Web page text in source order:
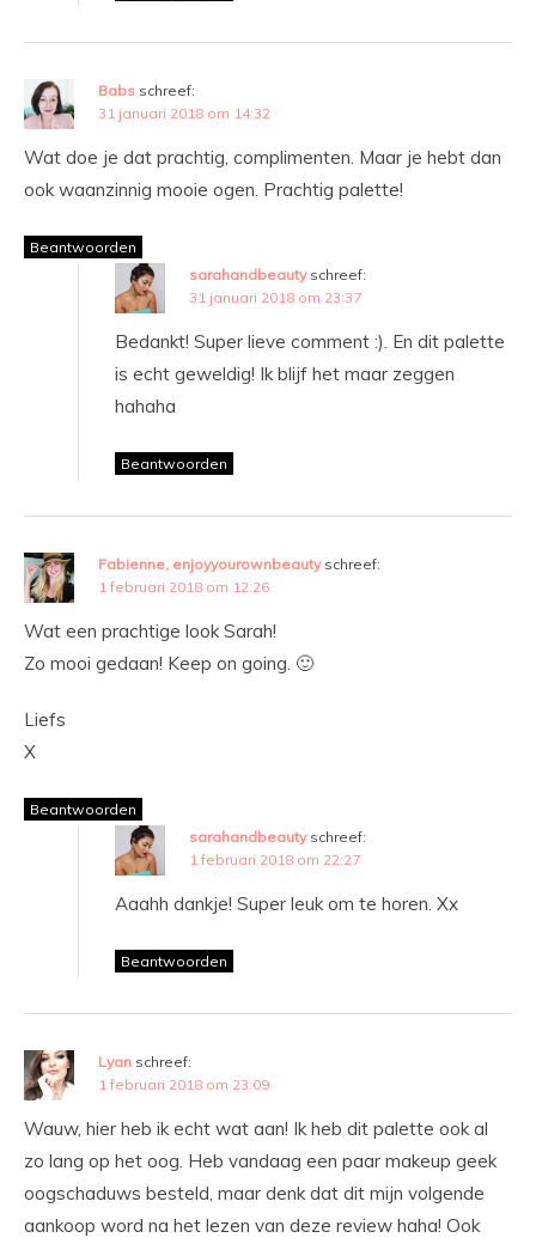
Babs schreef:
31 januari 2018 om 14:32
Wat doe je dat prachtig, complimenten. Maar je hebt dan
ook waanzinnig mooie ogen. Prachtig palette!
Beantwoorden
sarahandbeauty schreef:
31 januari 2018 om 23:37
Bedankt! Super lieve comment :). En dit palette
is echt geweldig! Ik blijf het maar zeggen
hahaha
Beantwoorden
Fabienne, enjoyyourownbeauty schreef:
1 februari 2018 om 12:26
Wat een prachtige look Sarah!
Zo mooi gedaan! Keep on going. 🙂
Liefs
X
Beantwoorden
sarahandbeauty schreef:
1 februari 2018 om 22:27
Aaahh dankje! Super leuk om te horen. Xx
Beantwoorden
Lyan schreef:
1 februari 2018 om 23:09
Wauw, hier heb ik echt wat aan! Ik heb dit palette ook al
zo lang op het oog. Heb vandaag een paar makeup geek
oogschaduws besteld, maar denk dat dit mijn volgende
aankoop word na het lezen van deze review haha! Ook